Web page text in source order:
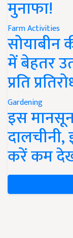
मुनाफा!
Farm Activities
सोयाबीन
में बेहतर
प्रति
Gardening
इस
करें कम